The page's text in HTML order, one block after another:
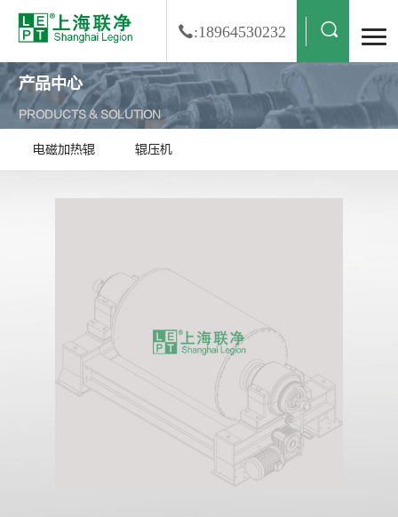
:18964530232
产品中心
PRODUCTS & SOLUTION
电磁加热辊 辊压机